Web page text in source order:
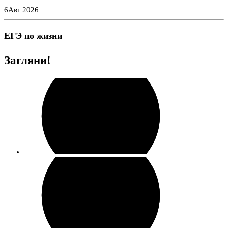
Перейти
к
содержимому
6Авг 2026
ЕГЭ по жизни
Загляни!